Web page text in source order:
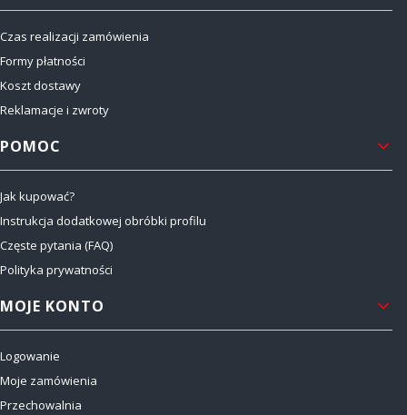
Czas realizacji zamówienia
Formy płatności
Koszt dostawy
Reklamacje i zwroty
POMOC
Jak kupować?
Instrukcja dodatkowej obróbki profilu
Częste pytania (FAQ)
Polityka prywatności
MOJE KONTO
Logowanie
Moje zamówienia
Przechowalnia